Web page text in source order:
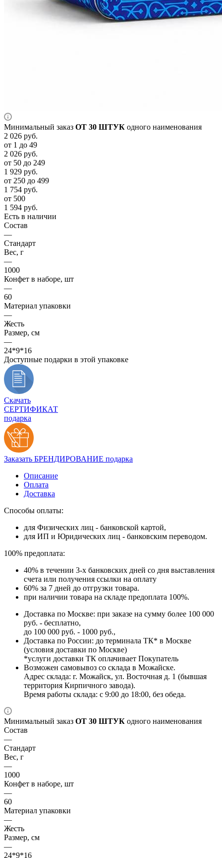
Минимальный заказ ОТ 30 ШТУК одного наименования
2 026 руб.
от 1 до 49
2 026 руб.
от 50 до 249
1 929 руб.
от 250 до 499
1 754 руб.
от 500
1 594 руб.
Есть в наличии
Состав
—
Стандарт
Вес, г
—
1000
Конфет в наборе, шт
—
60
Материал упаковки
—
Жесть
Размер, см
—
24*9*16
Доступные подарки в этой упаковке
Скачать
СЕРТИФИКАТ
подарка
Заказать БРЕНДИРОВАНИЕ подарка
Описание
Оплата
Доставка
Способы оплаты:
для Физических лиц - банковской картой,
для ИП и Юридических лиц - банковским переводом.
100% предоплата:
40% в течении 3-х банковских дней со дня выставления
счета или получения ссылки на оплату
60% за 7 дней до отгрузки товара.
при наличии товара на складе предоплата 100%.
Доставка по Москве: при заказе на сумму более 100 000
руб. - бесплатно,
до 100 000 руб. - 1000 руб.,
Доставка по России: до терминала ТК* в Москве
(условия доставки по Москве)
*услуги доставки ТК оплачивает Покупатель
Возможен самовывоз со склада в Можайске.
Адрес склада: г. Можайск, ул. Восточная д. 1 (бывшая
территория Кирпичного завода).
Время работы склада: с 9:00 до 18:00, без обеда.
Минимальный заказ ОТ 30 ШТУК одного наименования
Состав
—
Стандарт
Вес, г
—
1000
Конфет в наборе, шт
—
60
Материал упаковки
—
Жесть
Размер, см
—
24*9*16